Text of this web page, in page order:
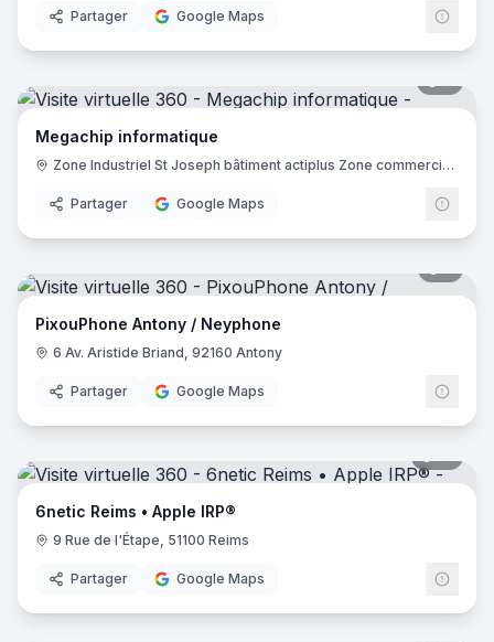
Partager Google Maps
Megachip informatique
Zone Industriel St Joseph bâtiment actiplus Zone commerciale Hyper U, 04100 Manosque
Partager Google Maps
PixouPhone Antony / Neyphone
6 Av. Aristide Briand, 92160 Antony
Partager Google Maps
6netic Reims • Apple IRP®
9 Rue de l'Étape, 51100 Reims
Partager Google Maps